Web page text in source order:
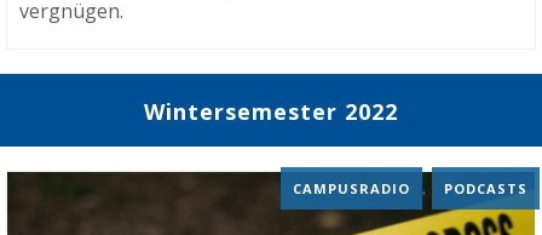
vergnügen.
Wintersemester 2022
CAMPUSRADIO , PODCASTS